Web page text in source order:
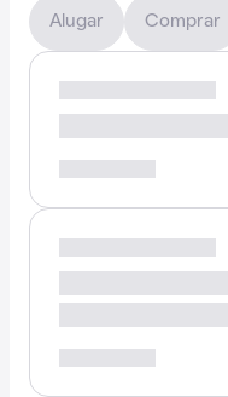
Alugar Comprar